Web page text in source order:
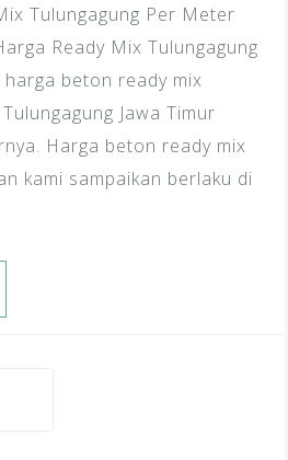
Tulungagung Per Meter
Ready Mix Tulungagung
beton ready mix
Jawa Timur
Harga beton ready mix
kami sampaikan berlaku di